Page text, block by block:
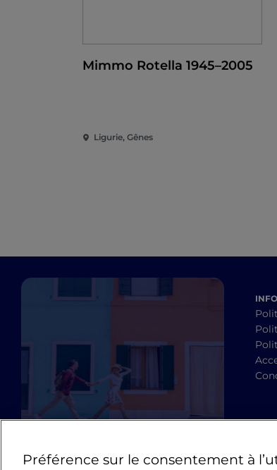
Mimmo Rotella 1945–2005
Ligurie, Gênes
Préférence sur le consentement à